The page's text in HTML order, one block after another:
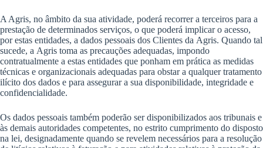
A Agris, no âmbito da sua atividade, poderá recorrer a terceiros para a
prestação de determinados serviços, o que poderá implicar o acesso,
por estas entidades, a dados pessoais dos Clientes da Agris. Quando tal
sucede, a Agris toma as precauções adequadas, impondo
contratualmente a estas entidades que ponham em prática as medidas
técnicas e organizacionais adequadas para obstar a qualquer tratamento
ilícito dos dados e para assegurar a sua disponibilidade, integridade e
confidencialidade.
Os dados pessoais também poderão ser disponibilizados aos tribunais e
às demais autoridades competentes, no estrito cumprimento do disposto
na lei, designadamente quando se revelem necessários para a resolução